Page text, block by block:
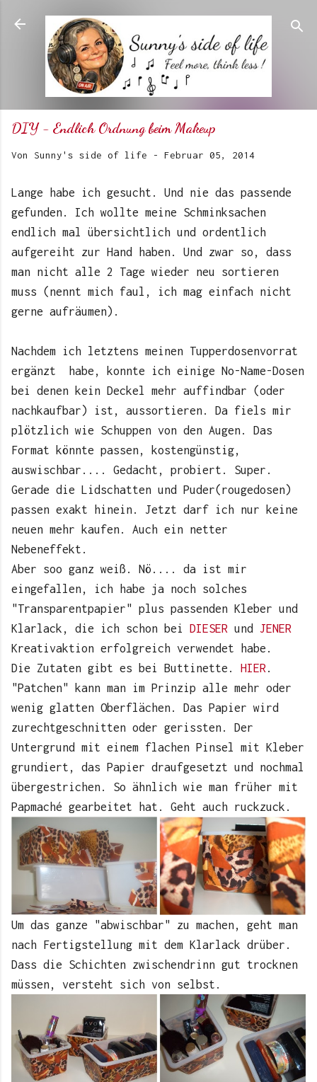
Direkt zum Hauptbereich
DIY - Endlich Ordnung beim Makeup
Von Sunny's side of life - Februar 05, 2014
Lange habe ich gesucht. Und nie das passende
gefunden. Ich wollte meine Schminksachen
endlich mal übersichtlich und ordentlich
aufgereiht zur Hand haben. Und zwar so, dass
man nicht alle 2 Tage wieder neu sortieren
muss (nennt mich faul, ich mag einfach nicht
gerne aufräumen).
Nachdem ich letztens meinen Tupperdosenvorrat
ergänzt habe, konnte ich einige No-Name-Dosen
bei denen kein Deckel mehr auffindbar (oder
nachkaufbar) ist, aussortieren. Da fiels mir
plötzlich wie Schuppen von den Augen. Das
Format könnte passen, kostengünstig,
auswischbar.... Gedacht, probiert. Super.
Gerade die Lidschatten und Puder(rougedosen)
passen exakt hinein. Jetzt darf ich nur keine
neuen mehr kaufen. Auch ein netter
Nebeneffekt.
Aber soo ganz weiß. Nö.... da ist mir
eingefallen, ich habe ja noch solches
"Transparentpapier" plus passenden Kleber und
Klarlack, die ich schon bei
DIESER und JENER
Kreativaktion erfolgreich verwendet habe.
Die Zutaten gibt es bei Buttinette.
HIER .
"Patchen" kann man im Prinzip alle mehr oder
wenig glatten Oberflächen. Das Papier wird
zurechtgeschnitten oder gerissten. Der
Untergrund mit einem flachen Pinsel mit Kleber
grundiert, das Papier draufgesetzt und nochmal
übergestrichen. So ähnlich wie man früher mit
Papmaché gearbeitet hat. Geht auch ruckzuck.
Um das ganze "abwischbar" zu machen, geht man
nach Fertigstellung mit dem Klarlack drüber.
Dass die Schichten zwischendrinn gut trocknen
müssen, versteht sich von selbst.